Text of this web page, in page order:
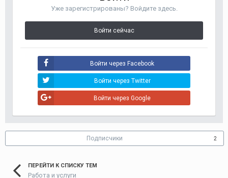
Уже зарегистрированы? Войдите здесь.
Войти сейчас
Войти через Facebook
Войти через Twitter
Войти через Google
Подписчики 2
ПЕРЕЙТИ К СПИСКУ ТЕМ
Работа и услуги